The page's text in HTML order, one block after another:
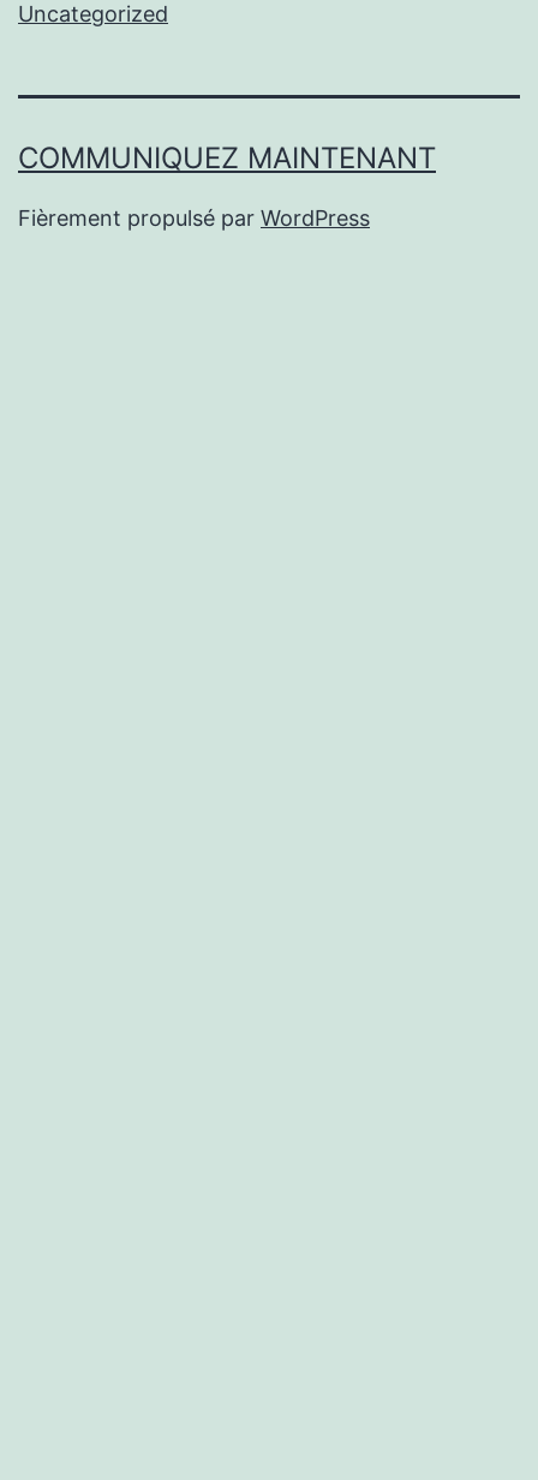
Uncategorized
COMMUNIQUEZ MAINTENANT
Fièrement propulsé par WordPress